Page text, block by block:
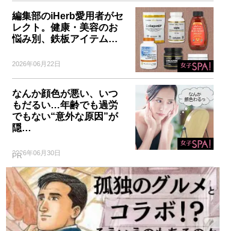
編集部のiHerb愛用者がセ
レクト。健康・美容のお
悩み別、鉄板アイテム…
2026年06月22日
なんか顔色が悪い、いつ
もだるい…年齢でも過労
でもない“意外な原因”が
隠…
2026年06月30日
PR